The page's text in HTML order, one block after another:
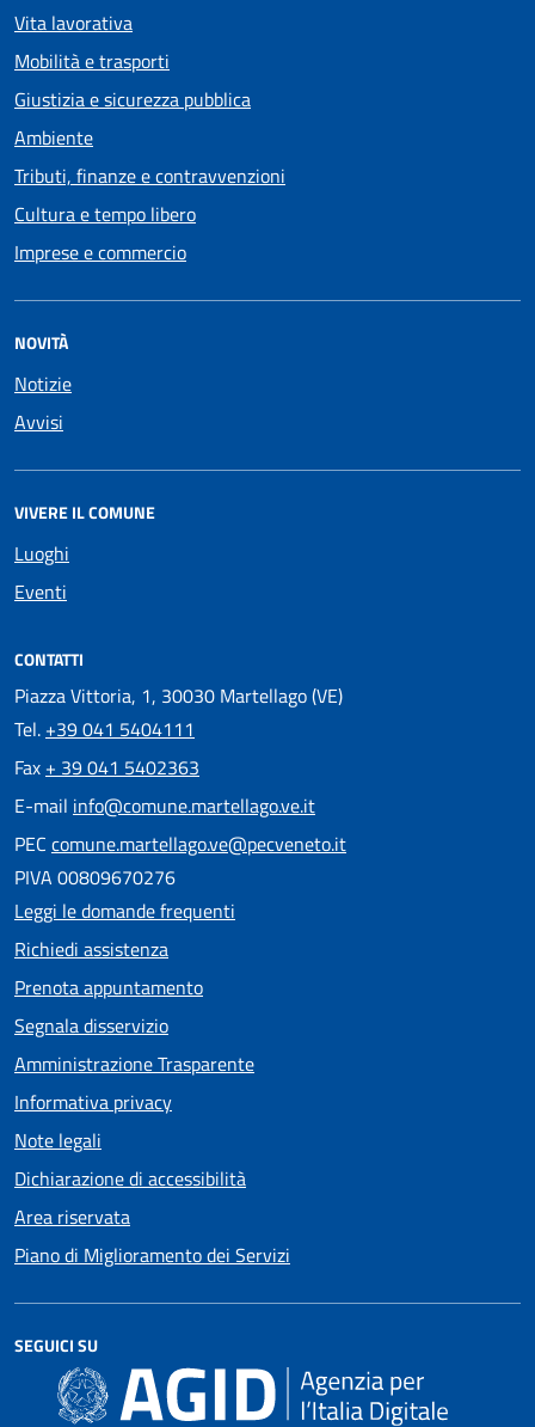
Vita lavorativa
Mobilità e trasporti
Giustizia e sicurezza pubblica
Ambiente
Tributi, finanze e contravvenzioni
Cultura e tempo libero
Imprese e commercio
NOVITÀ
Notizie
Avvisi
VIVERE IL COMUNE
Luoghi
Eventi
CONTATTI
Piazza Vittoria, 1, 30030 Martellago (VE)
Tel. +39 041 5404111
Fax + 39 041 5402363
E-mail info@comune.martellago.ve.it
PEC comune.martellago.ve@pecveneto.it
PIVA 00809670276
Leggi le domande frequenti
Richiedi assistenza
Prenota appuntamento
Segnala disservizio
Amministrazione Trasparente
Informativa privacy
Note legali
Dichiarazione di accessibilità
Area riservata
Piano di Miglioramento dei Servizi
SEGUICI SU